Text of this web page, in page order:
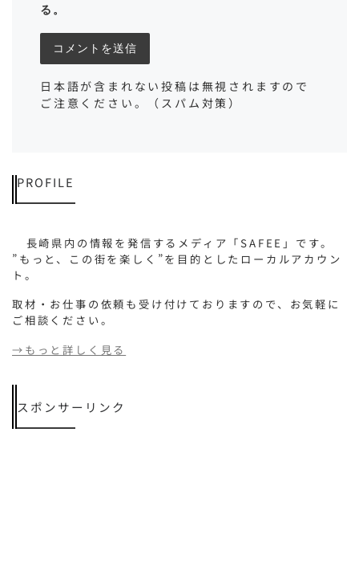
る。
日本語が含まれない投稿は無視されますので
ご注意ください。（スパム対策）
PROFILE
長崎県内の情報を発信するメディア「SAFEE」です。
”もっと、この街を楽しく”を目的としたローカルアカウン
ト。
取材・お仕事の依頼も受け付けておりますので、お気軽に
ご相談ください。
→もっと詳しく見る
スポンサーリンク